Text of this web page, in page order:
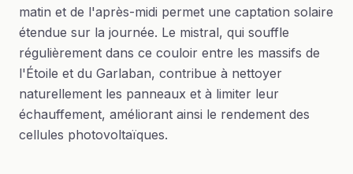
matin et de l'après-midi permet une captation solaire
étendue sur la journée. Le mistral, qui souffle
régulièrement dans ce couloir entre les massifs de
l'Étoile et du Garlaban, contribue à nettoyer
naturellement les panneaux et à limiter leur
échauffement, améliorant ainsi le rendement des
cellules photovoltaïques.